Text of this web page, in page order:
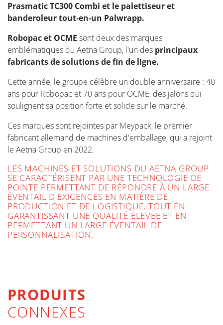
Prasmatic TC300 Combi et le palettiseur et
banderoleur tout-en-un Palwrapp.
Robopac et OCME sont deux des marques
emblématiques du Aetna Group, l'un des principaux
fabricants de solutions de fin de ligne.
Cette année, le groupe célèbre un double anniversaire : 40
ans pour Robopac et 70 ans pour OCME, des jalons qui
soulignent sa position forte et solide sur le marché.
Ces marques sont rejointes par Meypack, le premier
fabricant allemand de machines d'emballage, qui a rejoint
le Aetna Group en 2022.
LES MACHINES ET SOLUTIONS DU AETNA GROUP
SE CARACTÉRISENT PAR UNE TECHNOLOGIE DE
POINTE PERMETTANT DE RÉPONDRE À UN LARGE
ÉVENTAIL D'EXIGENCES EN MATIÈRE DE
PRODUCTION ET DE LOGISTIQUE, TOUT EN
GARANTISSANT UNE QUALITÉ ÉLEVÉE ET EN
PERMETTANT UN LARGE ÉVENTAIL DE
PERSONNALISATION.
PRODUITS
CONNEXES